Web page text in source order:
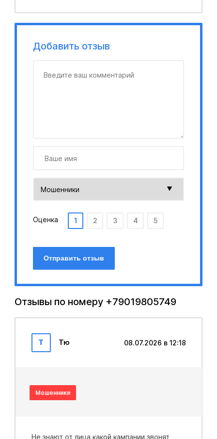
Добавить отзыв
Оценка 1 2 3 4 5
Отправить отзыв
Отзывы по номеру +79019805749
Т Тю 08.07.2026 в 12:18
Мошенники
Не знают от лица какой кампании звонят,